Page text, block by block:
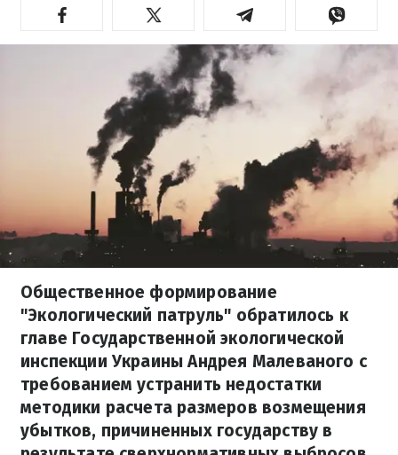
Общественное формирование
"Экологический патруль" обратилось к
главе Государственной экологической
инспекции Украины Андрея Малеваного с
требованием устранить недостатки
методики расчета размеров возмещения
убытков, причиненных государству в